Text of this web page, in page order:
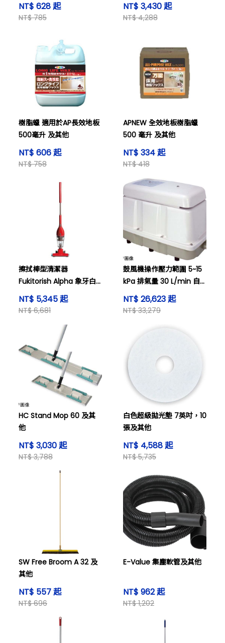
NT$ 628 起
NT$ 785
NT$ 3,430 起
NT$ 4,288
樹脂蠟 適用於AP長效地板
500毫升 及其他
NT$ 606 起
NT$ 758
APNEW 全效地板樹脂蠟
500 毫升 及其他
NT$ 334 起
NT$ 418
擦拭棒型清潔器
Fukitorish Alpha 象牙白
及其他
NT$ 5,345 起
NT$ 6,681
鼓風機操作壓力範圍 5~15
kPa 排氣量 30 L/min 自
由活塞式通用鼓風機系列
由 100 VAC 及其他驅動
NT$ 26,623 起
NT$ 33,279
HC Stand Mop 60 及其
他
NT$ 3,030 起
NT$ 3,788
白色超級拋光墊 7英吋，10
張及其他
NT$ 4,588 起
NT$ 5,735
SW Free Broom A 32 及
其他
NT$ 557 起
NT$ 696
E-Value 集塵軟管及其他
NT$ 962 起
NT$ 1,202